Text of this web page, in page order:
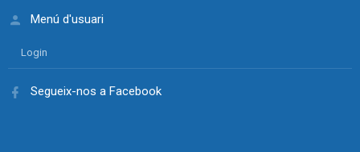
Menú d'usuari
Login
Segueix-nos a Facebook